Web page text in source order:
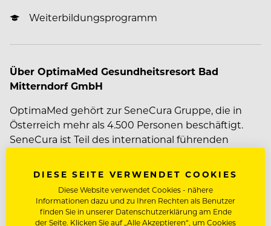
Weiterbildungsprogramm
Über OptimaMed Gesundheitsresort Bad
Mitterndorf GmbH
OptimaMed gehört zur SeneCura Gruppe, die in
Österreich mehr als 4.500 Personen beschäftigt.
SeneCura ist Teil des international führenden
und Dialyse begleitet ein hochqualifiziertes Team
Patient/innen und Kurgäste auf ihrem Weg zu
Mehr zum Unternehmen OptimaMed Gesundheitsresort
Bad Mitterndorf GmbH
DIESE SEITE VERWENDET COOKIES
Diese Website verwendet Cookies - nähere
Informationen dazu und zu Ihren Rechten als Benutzer
finden Sie in unserer Datenschutzerklärung am Ende
der Seite. Klicken Sie auf „Alle Akzeptieren“, um Cookies